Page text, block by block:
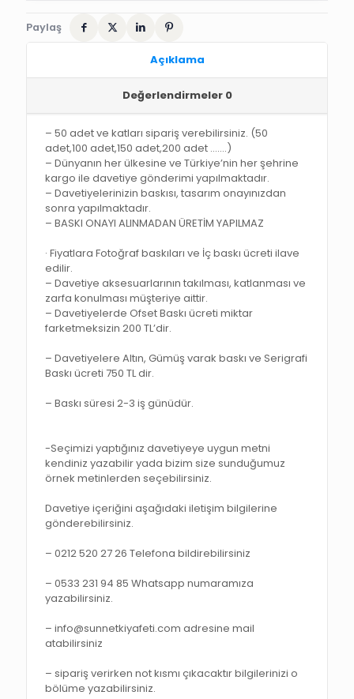
Paylaş
Açıklama
Değerlendirmeler 0
– 50 adet ve katları sipariş verebilirsiniz. (50
adet,100 adet,150 adet,200 adet …….)
– Dünyanın her ülkesine ve Türkiye’nin her şehrine
kargo ile davetiye gönderimi yapılmaktadır.
– Davetiyelerinizin baskısı, tasarım onayınızdan
sonra yapılmaktadır.
– BASKI ONAYI ALINMADAN ÜRETİM YAPILMAZ
· Fiyatlara Fotoğraf baskıları ve İç baskı ücreti ilave
edilir.
– Davetiye aksesuarlarının takılması, katlanması ve
zarfa konulması müşteriye aittir.
– Davetiyelerde Ofset Baskı ücreti miktar
farketmeksizin 200 TL’dir.
– Davetiyelere Altın, Gümüş varak baskı ve Serigrafi
Baskı ücreti 750 TL dir.
– Baskı süresi 2-3 iş günüdür.
-Seçimizi yaptığınız davetiyeye uygun metni
kendiniz yazabilir yada bizim size sunduğumuz
örnek metinlerden seçebilirsiniz.
Davetiye içeriğini aşağıdaki iletişim bilgilerine
gönderebilirsiniz.
– 0212 520 27 26 Telefona bildirebilirsiniz
– 0533 231 94 85 Whatsapp numaramıza
yazabilirsiniz.
– info@sunnetkiyafeti.com adresine mail
atabilirsiniz
– sipariş verirken not kısmı çıkacaktır bilgilerinizi o
bölüme yazabilirsiniz.